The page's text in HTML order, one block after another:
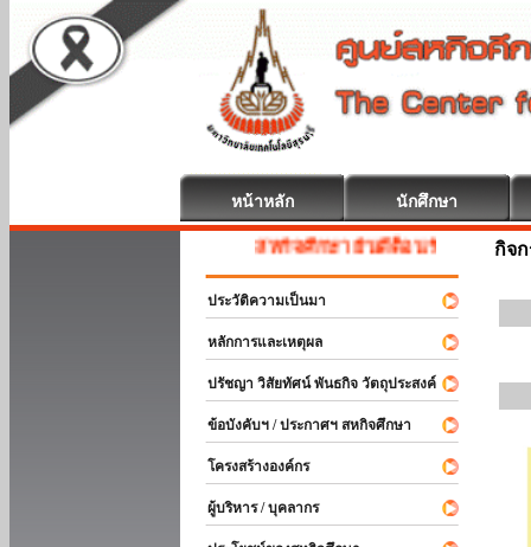
หน้าหลัก นักศึกษา
สหกิจศึกษา ยินดีต้อนรับ
ประวัติความเป็นมา
หลักการและเหตุผล
ปรัชญา วิสัยทัศน์ พันธกิจ วัตถุประสงค์
ข้อบังคับฯ / ประกาศฯ สหกิจศึกษา
โครงสร้างองค์กร
ผู้บริหาร / บุคลากร
กิจ